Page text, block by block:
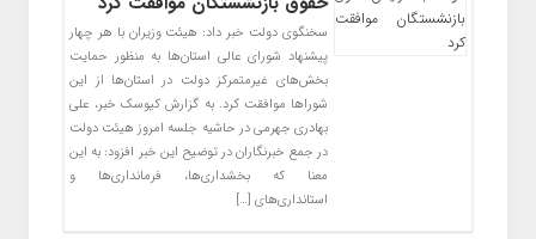
سخنگوی دولت خبر داد: هیئت وزیران با هر چهار
پیشنهاد شورای عالی استان‌ها به منظور حمایت
بخش‌های غیرمتمرکز دولت در استان‌ها از این
شوراها موافقت کرد. به گزارش کیوسک خبر، علی
بهادری جهرمی در حاشیه جلسه امروز هیئت دولت
در جمع خبرنگاران در توضیح این خبر افزود: به این
معنا که بخشداری‌ها، فرمانداری‌ها و
استانداری‌های […]